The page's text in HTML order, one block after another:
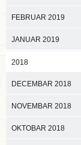
FEBRUAR 2019
JANUAR 2019
2018
DECEMBAR 2018
NOVEMBAR 2018
OKTOBAR 2018